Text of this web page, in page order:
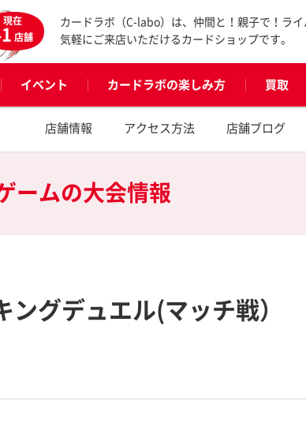
現在
店舗
カードラボ（C-labo）は、仲間と！親子で！ライ
気軽にご来店いただけるカードショップです。
イベント カードラボの楽しみ方 買取
店舗情報 アクセス方法 店舗ブログ
ームの大会情報
ングデュエル(マッチ戦）